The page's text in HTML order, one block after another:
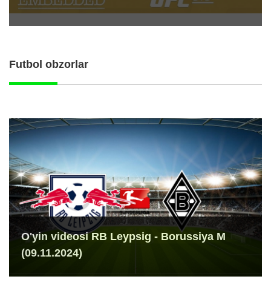
Futbol obzorlar
O'yin videosi RB Leypsig - Borussiya M
(09.11.2024)